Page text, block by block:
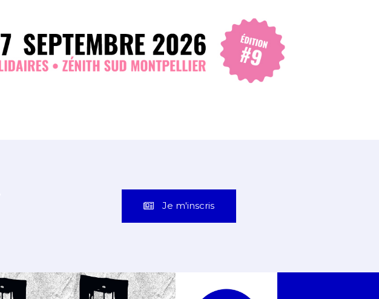
Je m'inscris